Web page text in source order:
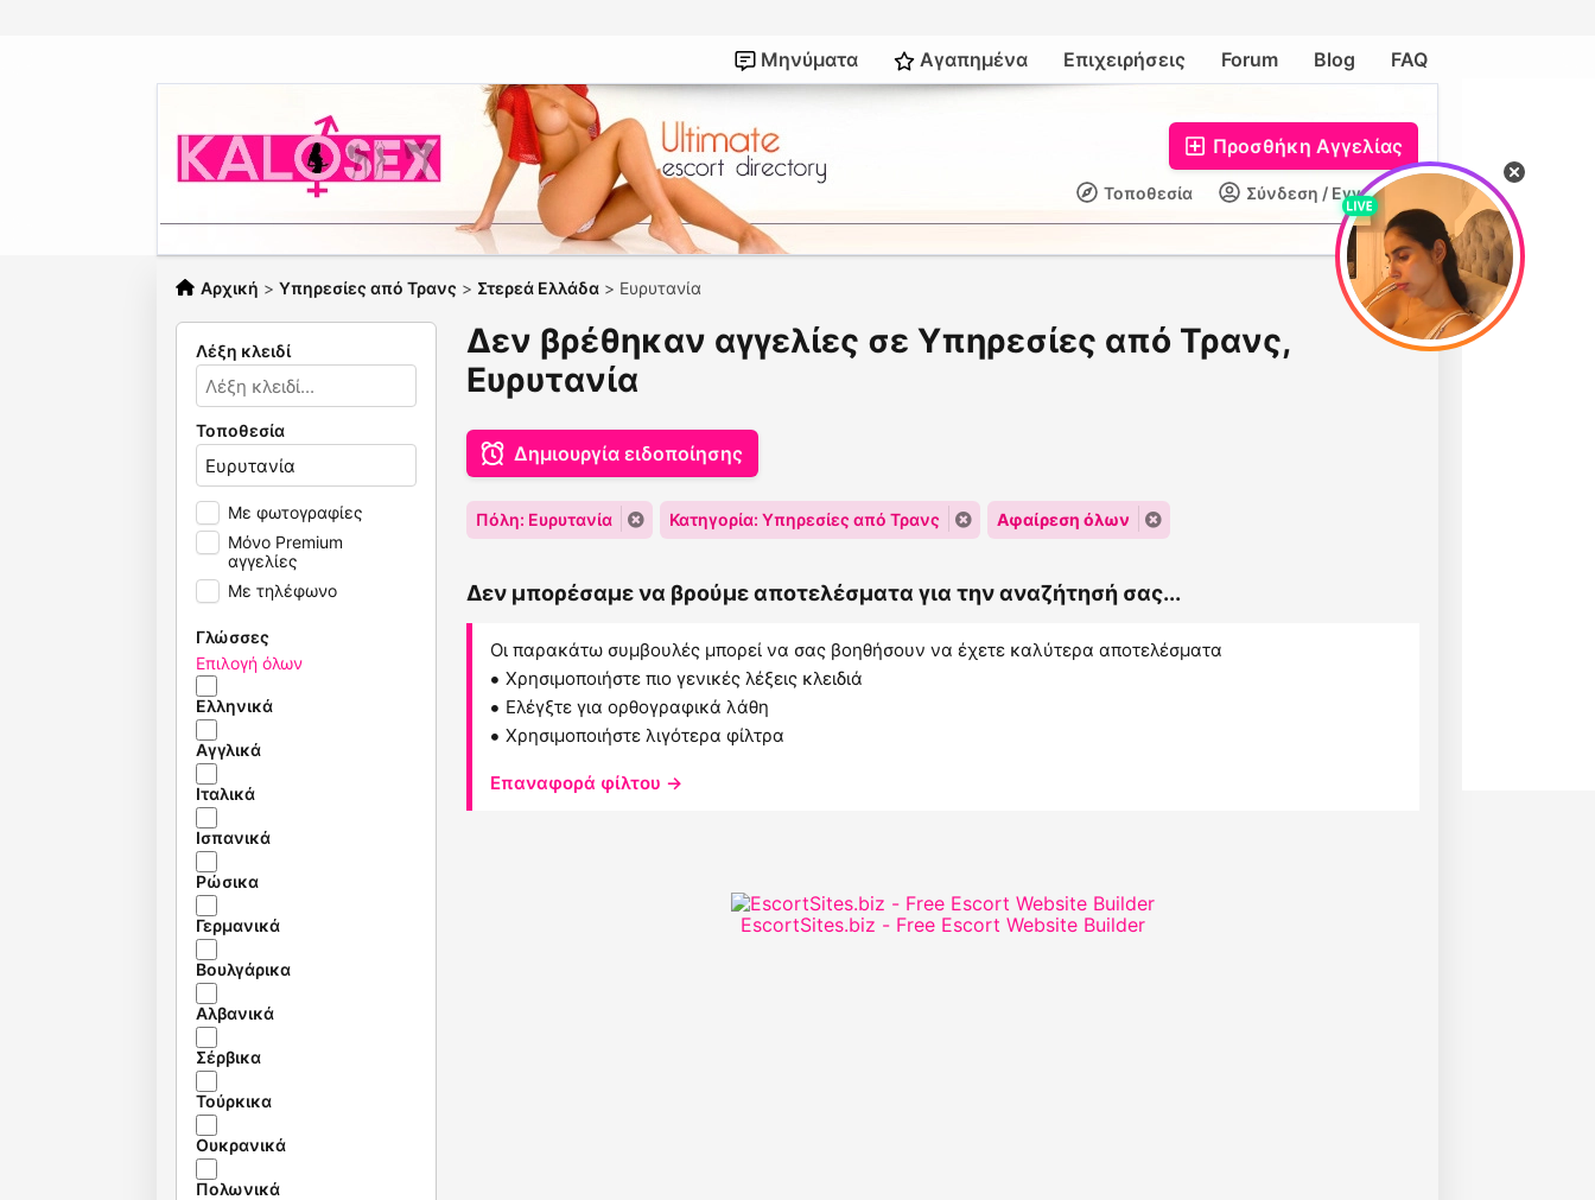
Μηνύματα Αγαπημένα Επιχειρήσεις Forum Blog FAQ
Προσθήκη Αγγελίας
Σύνδεση / Εγγραφή
Τοποθεσία
Αρχική > Υπηρεσίες από Τρανς > Στερεά Ελλάδα > Ευρυτανία
Λέξη κλειδί
Τοποθεσία
Με φωτογραφίες
Μόνο Premium
αγγελίες
Με τηλέφωνο
Γλώσσες
Επιλογή όλων
Ελληνικά
Αγγλικά
Ιταλικά
Ισπανικά
Ρώσικα
Γερμανικά
Βουλγάρικα
Αλβανικά
Σέρβικα
Τούρκικα
Ουκρανικά
Πολωνικά
Δεν βρέθηκαν αγγελίες σε Υπηρεσίες από Τρανς,
Ευρυτανία
Δημιουργία ειδοποίησης
Πόλη: Ευρυτανία Κατηγορία: Υπηρεσίες από Τρανς Αφαίρεση όλων
Δεν μπορέσαμε να βρούμε αποτελέσματα για την αναζήτησή σας...
Οι παρακάτω συμβουλές μπορεί να σας βοηθήσουν να έχετε καλύτερα αποτελέσματα
Χρησιμοποιήστε πιο γενικές λέξεις κλειδιά
Ελέγξτε για ορθογραφικά λάθη
Χρησιμοποιήστε λιγότερα φίλτρα
Επαναφορά φίλτου →
EscortSites.biz - Free Escort Website Builder